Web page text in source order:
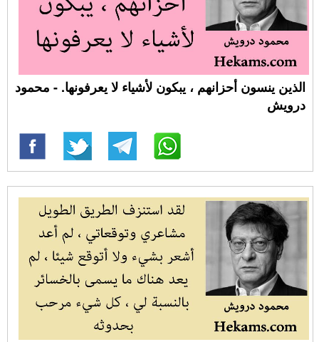
الذين ينسون أحزانهم ، يبكون لأشياء لا يعرفونها. - محمود
درويش